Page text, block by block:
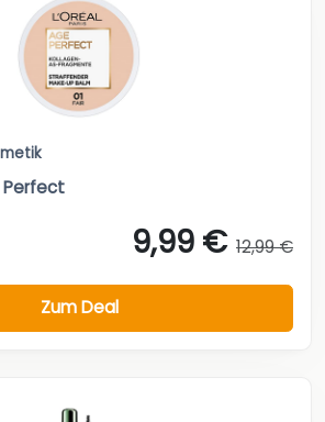
Perfect
9,99 € 12,99 €
Zum Deal